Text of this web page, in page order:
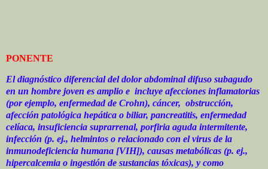
PONENTE
El diagnóstico diferencial del dolor abdominal difuso subagudo
en un hombre joven es amplio e incluye afecciones inflamatorias
(por ejemplo, enfermedad de Crohn), cáncer, obstrucción,
afección patológica hepática o biliar, pancreatitis, enfermedad
celíaca, insuficiencia suprarrenal, porfiria aguda intermitente,
infección (p. ej., helmintos o relacionado con el virus de la
inmunodeficiencia humana [VIH]), causas metabólicas (p. ej.,
hipercalcemia o ingestión de sustancias tóxicas), y como